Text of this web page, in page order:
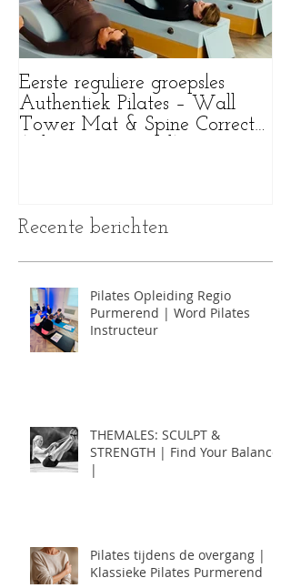
Eerste reguliere groepsles
Authentiek Pilates – Wall
Tower Mat & Spine Corrector
Recente berichten
Pilates Opleiding Regio
Purmerend | Word Pilates
Instructeur
THEMALES: SCULPT &
STRENGTH | Find Your Balance
|
Pilates tijdens de overgang |
Klassieke Pilates Purmerend